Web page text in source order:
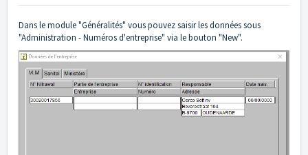
Dans le module "Généralités" vous pouvez saisir les données sous
"Administration - Numéros d'entreprise" via le bouton "New".